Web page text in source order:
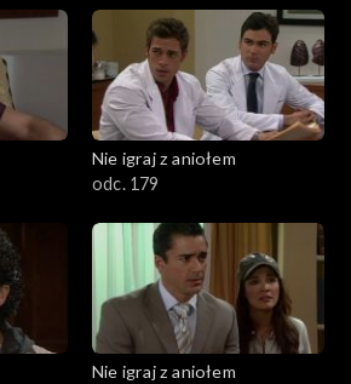
Nie igraj z aniołem
odc. 179
Nie igraj z aniołem